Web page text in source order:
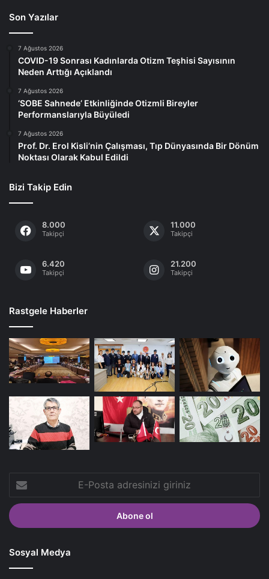
Son Yazılar
7 Ağustos 2026
COVID-19 Sonrası Kadınlarda Otizm Teşhisi Sayısının
Neden Arttığı Açıklandı
7 Ağustos 2026
‘SOBE Sahnede’ Etkinliğinde Otizmli Bireyler
Performanslarıyla Büyüledi
7 Ağustos 2026
Prof. Dr. Erol Kisli’nin Çalışması, Tıp Dünyasında Bir Dönüm
Noktası Olarak Kabul Edildi
Bizi Takip Edin
8.000
Takipçi
11.000
Takipçi
6.420
Takipçi
21.200
Takipçi
Rastgele Haberler
Posta
adresinizi
giriniz
Sosyal Medya